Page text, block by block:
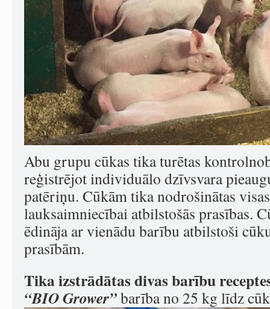
Abu grupu cūkas tika turētas
reģistrējot individuālo dzīvsvara
patēriņu. Cūkām tika nodrošinātas
lauksaimniecībai atbilstošās prasības.
ēdināja ar vienādu barību atbilstoši
prasībām.
Tika izstrādātas divas barību
“BIO Grower”barība no 25 kg līdz